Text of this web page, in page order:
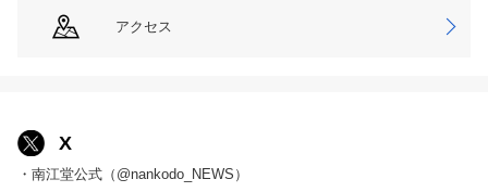
アクセス
X
・南江堂公式（@nankodo_NEWS）